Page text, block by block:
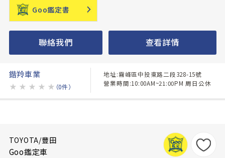
Goo鑑定書
聯絡我們 查看詳情
鍇羚車業
★ ★ ★ ★ ★ （0件）
地址:霧峰區中投東路二段328-15號
營業時間:10:00AM~21:00PM 周日公休
TOYOTA/豐田
Goo鑑定車